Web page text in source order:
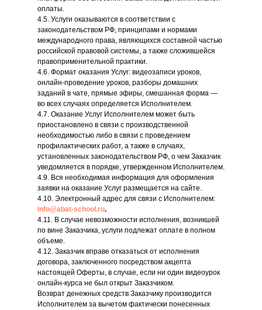
оплаты.
4.5. Услуги оказываются в соответствии с
законодательством РФ, принципами и нормами
международного права, являющихся составной частью
российской правовой системы, а также сложившейся
правоприменительной практики.
4.6. Формат оказания Услуг: видеозаписи уроков,
онлайн-проведение уроков, разборы домашних
заданий в чате, прямые эфиры, смешанная форма —
во всех случаях определяется Исполнителем.
4.7. Оказание Услуг Исполнителем может быть
приостановлено в связи с производственной
необходимостью либо в связи с проведением
профилактических работ, а также в случаях,
установленных законодательством РФ, о чем Заказчик
уведомляется в порядке, утвержденном Исполнителем.
4.9. Вся необходимая информация для оформления
заявки на оказание Услуг размещается на сайте.
4.10. Электронный адрес для связи с Исполнителем:
info@abat-school.ru.
4.11. В случае невозможности исполнения, возникшей
по вине Заказчика, услуги подлежат оплате в полном
объеме.
4.12. Заказчик вправе отказаться от исполнения
договора, заключенного посредством акцепта
настоящей Оферты, в случае, если ни один видеоурок
онлайн-курса не был открыт Заказчиком.
Возврат денежных средств Заказчику производится
Исполнителем за вычетом фактически понесенных